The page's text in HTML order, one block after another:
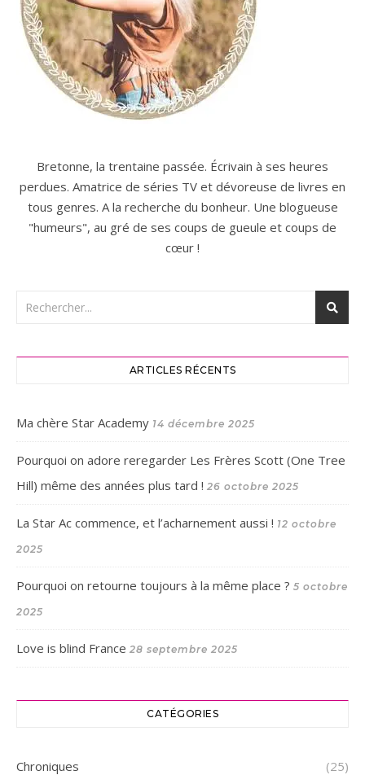
Bretonne, la trentaine passée. Écrivain à ses heures
perdues. Amatrice de séries TV et dévoreuse de livres en
tous genres. A la recherche du bonheur. Une blogueuse
"humeurs", au gré de ses coups de gueule et coups de
cœur !
ARTICLES RÉCENTS
Ma chère Star Academy 14 décembre 2025
Pourquoi on adore reregarder Les Frères Scott (One Tree
Hill) même des années plus tard ! 26 octobre 2025
La Star Ac commence, et l’acharnement aussi ! 12 octobre
2025
Pourquoi on retourne toujours à la même place ? 5 octobre
2025
Love is blind France 28 septembre 2025
CATÉGORIES
Chroniques (25)